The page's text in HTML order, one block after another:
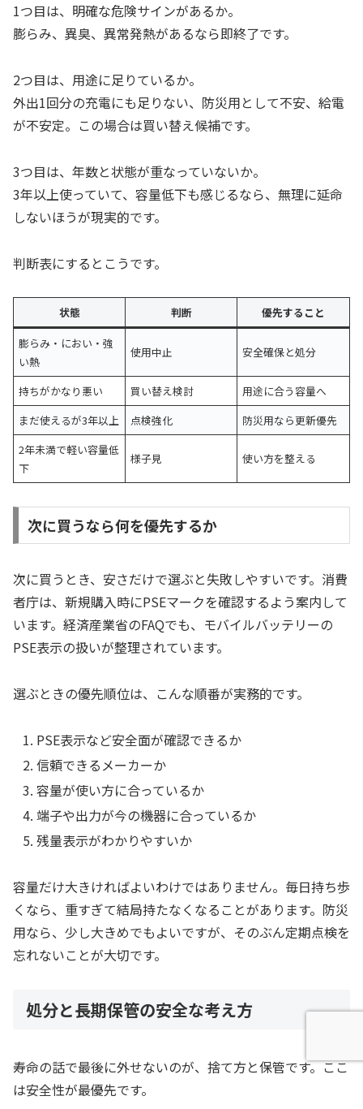
1つ目は、明確な危険サインがあるか。
膨らみ、異臭、異常発熱があるなら即終了です。
2つ目は、用途に足りているか。
外出1回分の充電にも足りない、防災用として不安、給電
が不安定。この場合は買い替え候補です。
3つ目は、年数と状態が重なっていないか。
3年以上使っていて、容量低下も感じるなら、無理に延命
しないほうが現実的です。
判断表にするとこうです。
状態 判断
優先すること
膨らみ・におい・強
い熱
使用中止 安全確保と処分
持ちがかなり悪い 買い替え検討
用途に合う容量へ
まだ使えるが3年以上
点検強化
防災用なら更新優先
2年未満で軽い容量低
下
様子見 使い方を整える
次に買うなら何を優先するか
次に買うとき、安さだけで選ぶと失敗しやすいです。消費
者庁は、新規購入時にPSEマークを確認するよう案内して
います。経済産業省のFAQでも、モバイルバッテリーの
PSE表示の扱いが整理されています。
選ぶときの優先順位は、こんな順番が実務的です。
PSE表示など安全面が確認できるか
信頼できるメーカーか
容量が使い方に合っているか
端子や出力が今の機器に合っているか
残量表示がわかりやすいか
容量だけ大きければよいわけではありません。毎日持ち歩
くなら、重すぎて結局持たなくなることがあります。防災
用なら、少し大きめでもよいですが、そのぶん定期点検を
忘れないことが大切です。
処分と長期保管の安全な考え方
寿命の話で最後に外せないのが、捨て方と保管です。ここ
は安全性が最優先です。